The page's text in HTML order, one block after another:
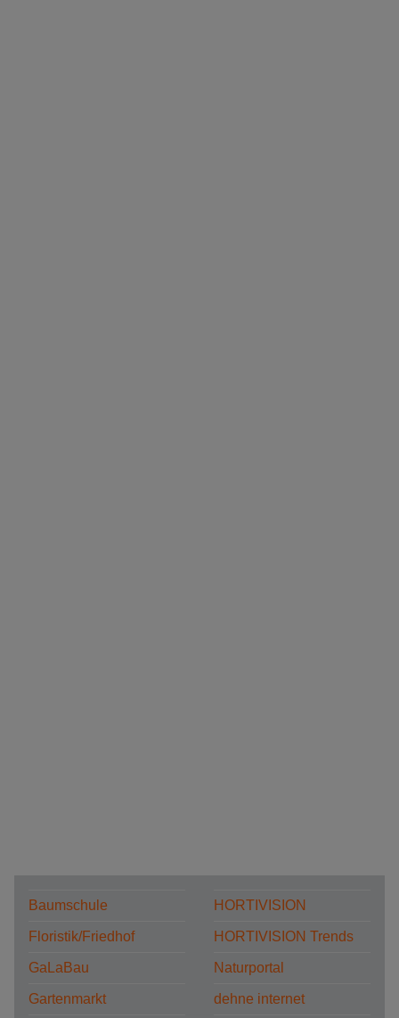
Baumschule
Floristik/Friedhof
GaLaBau
Gartenmarkt
HORTIVISION
HORTIVISION Trends
Naturportal
dehne internet